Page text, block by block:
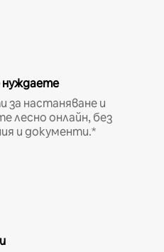
нуждаете
настаняване и
лесно онлайн, без
и документи.*